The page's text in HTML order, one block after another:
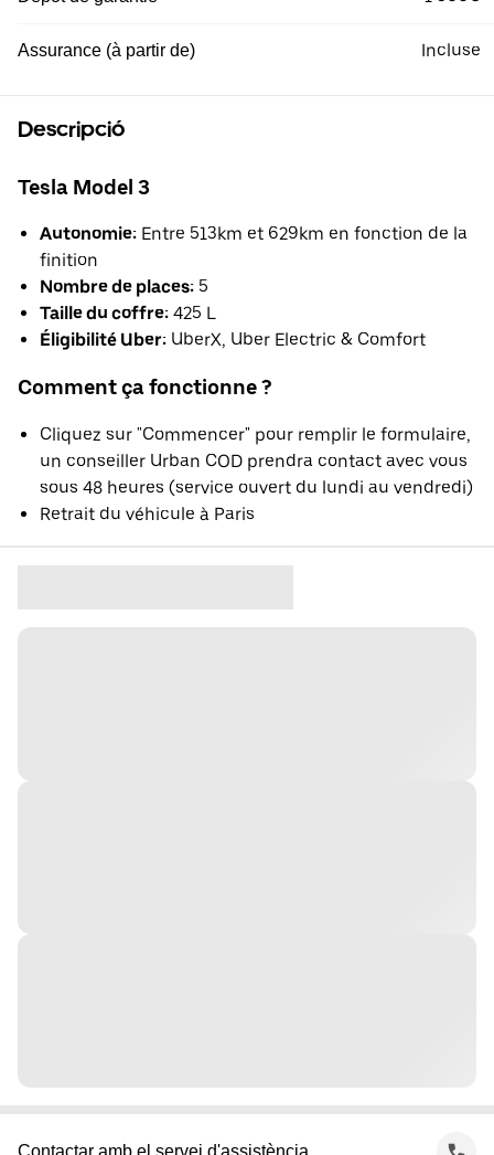
Assurance (à partir de) Incluse
Descripció
Tesla Model 3
Autonomie: Entre 513km et 629km en fonction de la
finition
Nombre de places: 5
Taille du coffre: 425 L
Éligibilité Uber: UberX, Uber Electric & Comfort
Comment ça fonctionne ?
Cliquez sur "Commencer" pour remplir le formulaire,
un conseiller Urban COD prendra contact avec vous
sous 48 heures (service ouvert du lundi au vendredi)
Retrait du véhicule à Paris
Contactar amb el servei d'assistència